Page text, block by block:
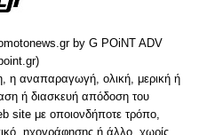
by G POiNT ADV
αναπαραγωγή, ολική, μερική ή
ή διασκευή απόδοση του
site με οποιονδήποτε τρόπο,
ηχογράφησης ή άλλο, χωρίς